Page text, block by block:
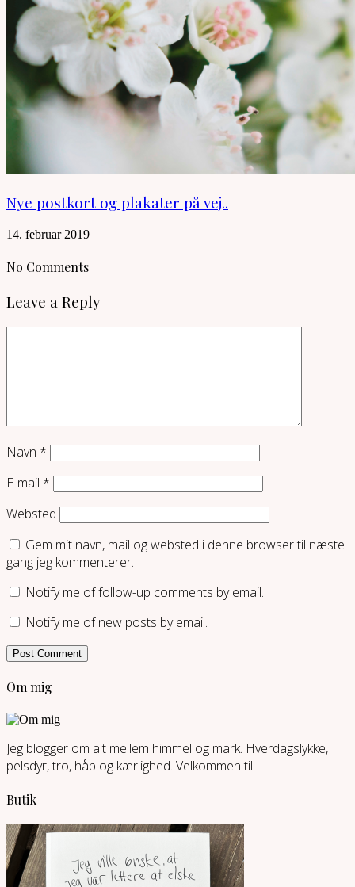
Nye postkort og plakater på vej..
14. februar 2019
No Comments
Leave a Reply
Navn *
E-mail *
Websted
Gem mit navn, mail og websted i denne browser til næste
gang jeg kommenterer.
Notify me of follow-up comments by email.
Notify me of new posts by email.
Om mig
Jeg blogger om alt mellem himmel og mark. Hverdagslykke,
pelsdyr, tro, håb og kærlighed. Velkommen til!
Butik